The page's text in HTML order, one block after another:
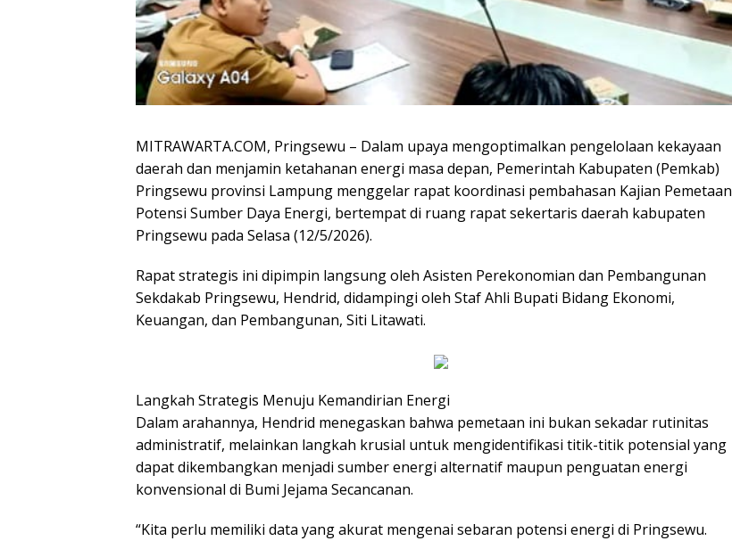
MITRAWARTA.COM, Pringsewu – Dalam upaya mengoptimalkan pengelolaan kekayaan
daerah dan menjamin ketahanan energi masa depan, Pemerintah Kabupaten (Pemkab)
Pringsewu provinsi Lampung menggelar rapat koordinasi pembahasan Kajian Pemetaan
Potensi Sumber Daya Energi, bertempat di ruang rapat sekertaris daerah kabupaten
Pringsewu pada Selasa (12/5/2026).
Rapat strategis ini dipimpin langsung oleh Asisten Perekonomian dan Pembangunan
Sekdakab Pringsewu, Hendrid, didampingi oleh Staf Ahli Bupati Bidang Ekonomi,
Keuangan, dan Pembangunan, Siti Litawati.
Langkah Strategis Menuju Kemandirian Energi
Dalam arahannya, Hendrid menegaskan bahwa pemetaan ini bukan sekadar rutinitas
administratif, melainkan langkah krusial untuk mengidentifikasi titik-titik potensial yang
dapat dikembangkan menjadi sumber energi alternatif maupun penguatan energi
konvensional di Bumi Jejama Secancanan.
“Kita perlu memiliki data yang akurat mengenai sebaran potensi energi di Pringsewu.